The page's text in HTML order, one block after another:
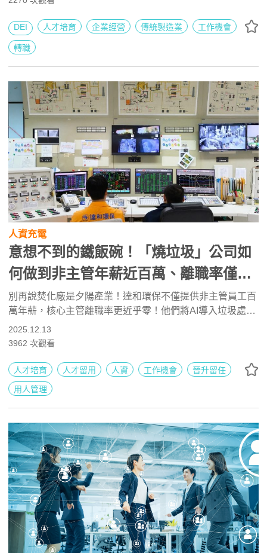
DEI 人才培育 企業經營 傳統製造業 工作機會
轉職
人資充電
意想不到的鐵飯碗！「燒垃圾」公司如
何做到非主管年薪近百萬、離職率僅
6%？
別再說焚化廠是夕陽產業！達和環保不僅提供非主管員工百
萬年薪，核心主管離職率更近乎零！他們將AI導入垃圾處
理，把傳統工廠變身科技機房，揭秘「化垃圾為黃金」的留
才密技！
2025.12.13
3962 次觀看
人才培育 人才留用 人資 工作機會
晉升留任
用人管理